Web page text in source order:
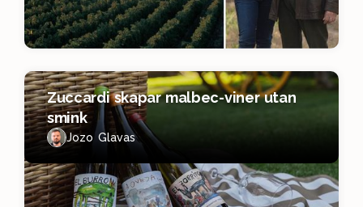
Zuccardi skapar malbec-viner utan
smink
Jozo Glavas